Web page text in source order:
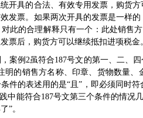
开具的合法、有效专用发票，购货
发票。如果两次开具的发票是一样
此的合理解释只有一个：此处销售
票后，购货方可以继续抵扣进项税金
案例2虽符合187号文 的第一、二、
明的销售方名称、印章、货物数量
件的表述用的是“且”，即必须同时
中能符合187号文第三个条件的情况
”。